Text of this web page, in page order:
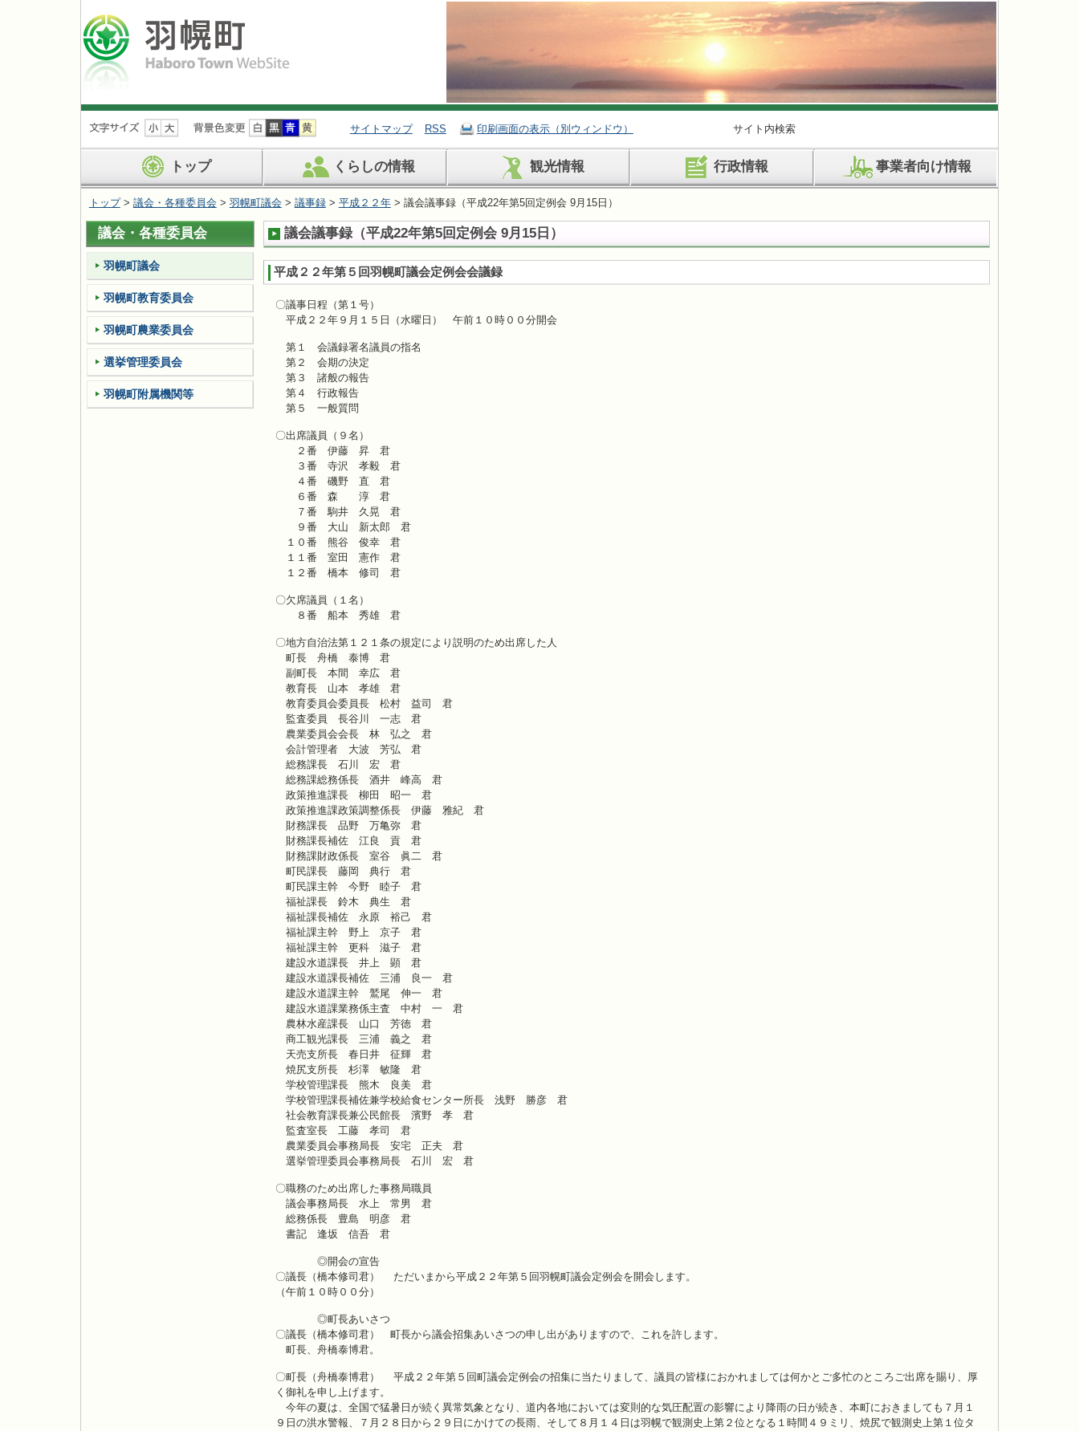
ナ
ビ
ョ
ン
を
飛
ば
す
サイトマップ RSS 印刷画面の表示（別ウィンドウ） サイト内検索
トップ くらしの情報 観光情報 行政情報 事業者向け情報
トップ> 議会・各種委員会 > 羽幌町議会 > 議事録> 平成２２年> 議会議事録（平成22年第5回定例会 9月15日）
議会議事録（平成22年第5回定例会 9月15日）
平成２２年第５回羽幌町議会定例会会議録
〇議事日程（第１号）
平成２２年９月１５日（水曜日） 午前１０時００分開会
第１ 会議録署名議員の指名
第２ 会期の決定
第３ 諸般の報告
第４ 行政報告
第５ 一般質問
〇出席議員（９名）
２番 伊藤 昇 君
３番 寺沢 孝毅 君
４番 磯野 直 君
６番 森 淳 君
７番 駒井 久晃 君
９番 大山 新太郎 君
１０番 熊谷 俊幸 君
１１番 室田 憲作 君
１２番 橋本 修司 君
〇欠席議員（１名）
８番 船本 秀雄 君
〇地方自治法第１２１条の規定により説明のため出席した人
町長 舟橋 泰博 君
副町長 本間 幸広 君
教育長 山本 孝雄 君
教育委員会委員長 松村 益司 君
監査委員 長谷川 一志 君
農業委員会会長 林 弘之 君
会計管理者 大波 芳弘 君
総務課長 石川 宏 君
総務課総務係長 酒井 峰高 君
政策推進課長 柳田 昭一 君
政策推進課政策調整係長 伊藤 雅紀 君
財務課長 品野 万亀弥 君
財務課長補佐 江良 貢 君
財務課財政係長 室谷 眞二 君
町民課長 藤岡 典行 君
町民課主幹 今野 睦子 君
福祉課長 鈴木 典生 君
福祉課長補佐 永原 裕己 君
福祉課主幹 野上 京子 君
福祉課主幹 更科 滋子 君
建設水道課長 井上 顕 君
建設水道課長補佐 三浦 良一 君
建設水道課主幹 鷲尾 伸一 君
建設水道課業務係主査 中村 一 君
農林水産課長 山口 芳徳 君
商工観光課長 三浦 義之 君
天売支所長 春日井 征輝 君
焼尻支所長 杉澤 敏隆 君
学校管理課長 熊木 良美 君
学校管理課長補佐兼学校給食センター所長 浅野 勝彦 君
社会教育課長兼公民館長 濱野 孝 君
監査室長 工藤 孝司 君
農業委員会事務局長 安宅 正夫 君
選挙管理委員会事務局長 石川 宏 君
〇職務のため出席した事務局職員
議会事務局長 水上 常男 君
総務係長 豊島 明彦 君
書記 逢坂 信吾 君
◎開会の宣告
〇議長（橋本修司君） ただいまから平成２２年第５回羽幌町議会定例会を開会します。
（午前１０時００分）
◎町長あいさつ
〇議長（橋本修司君） 町長から議会招集あいさつの申し出がありますので、これを許します。
町長、舟橋泰博君。
〇町長（舟橋泰博君） 平成２２年第５回町議会定例会の招集に当たりまして、議員の皆様におかれましては何かとご多忙のところご出席を賜り、厚
く御礼を申し上げます。
今年の夏は、全国で猛暑日が続く異常気象となり、道内各地においては変則的な気圧配置の影響により降雨の日が続き、本町におきましても７月１
９日の洪水警報、７月２８日から２９日にかけての長雨、そして８月１４日は羽幌で観測史上第２位となる１時間４９ミリ、焼尻で観測史上第１位タ
議会・各種委員会
羽幌町議会
羽幌町教育委員会
羽幌町農業委員会
選挙管理委員会
羽幌町附属機関等